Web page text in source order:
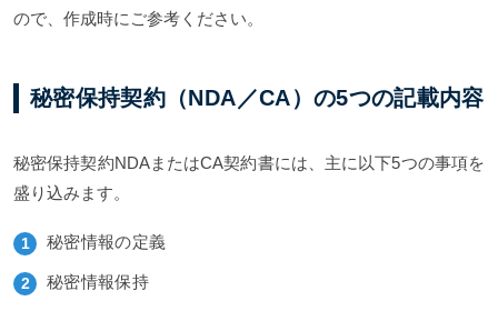
ので、作成時にご参考ください。
秘密保持契約（NDA／CA）の5つの記載内容
秘密保持契約NDAまたはCA契約書には、主に以下5つの事項を
盛り込みます。
秘密情報の定義
秘密情報保持